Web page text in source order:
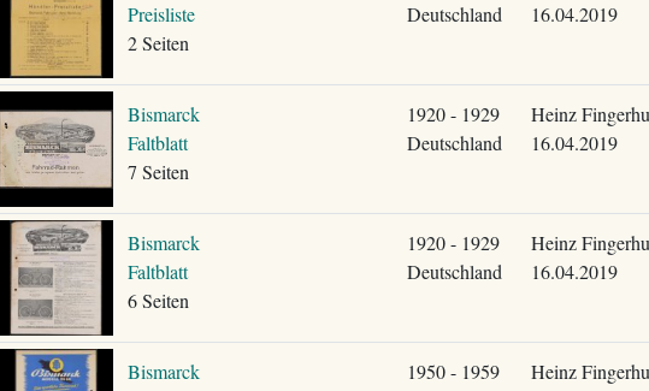
Preisliste
2 Seiten
Deutschland
16.04.2019
Bismarck
Faltblatt
7 Seiten
1920 - 1929
Deutschland
Heinz
16.04.2019
Bismarck
Faltblatt
6 Seiten
1920 - 1929
Deutschland
Heinz
16.04.2019
Bismarck
1950 - 1959
Heinz